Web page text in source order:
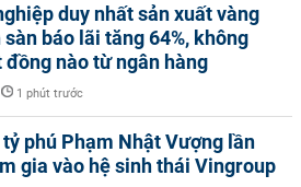
duy nhất sản xuất vàng
báo lãi tăng 64%, không
đồng nào từ ngân hàng
1 phút trước
phú Phạm Nhật Vượng lần
gia vào hệ sinh thái Vingroup